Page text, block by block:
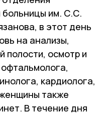
больницы им. С.С.
в этот день
на анализы,
полости, осмотр и
кардиолога,
также
В течение дня